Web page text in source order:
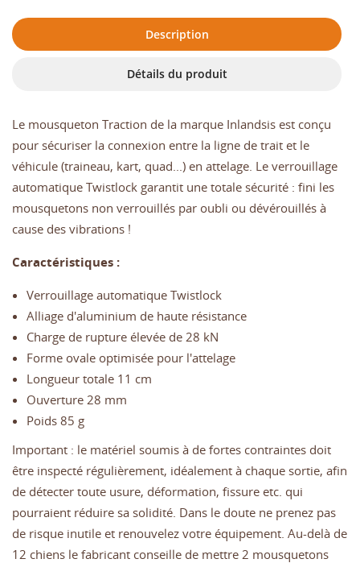
Description
Détails du produit
Le mousqueton Traction de la marque Inlandsis est conçu
pour sécuriser la connexion entre la ligne de trait et le
véhicule (traineau, kart, quad...) en attelage. Le verrouillage
automatique Twistlock garantit une totale sécurité : fini les
mousquetons non verrouillés par oubli ou dévérouillés à
cause des vibrations !
Caractéristiques :
Verrouillage automatique Twistlock
Alliage d'aluminium de haute résistance
Charge de rupture élevée de 28 kN
Forme ovale optimisée pour l'attelage
Longueur totale 11 cm
Ouverture 28 mm
Poids 85 g
Important : le matériel soumis à de fortes contraintes doit
être inspecté régulièrement, idéalement à chaque sortie, afin
de détecter toute usure, déformation, fissure etc. qui
pourraient réduire sa solidité. Dans le doute ne prenez pas
de risque inutile et renouvelez votre équipement. Au-delà de
12 chiens le fabricant conseille de mettre 2 mousquetons